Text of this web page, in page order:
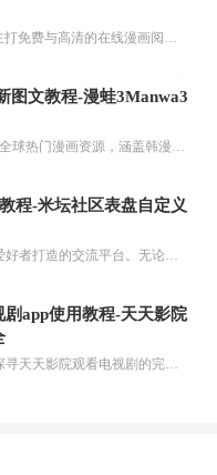
乐可漫画APP，堪称主打免费与高清的在线漫画阅读神器。其官方版提供海量完整版漫画资源，无论是国内漫画，还是日漫、韩漫、台漫、美漫等国外漫画，应有尽有，随时供你阅读。只需轻点一下，便能直接进入阅读界面。不仅如此，乐可漫画最新版本更新速度极快，在这里，你总能抢先看到全网一手漫画章节内容！...
图文教程-漫蛙3Manwa3
漫蛙MANWA3，汇聚全球热门漫画资源，涵盖韩漫、欧美漫画、国漫等多种类型，题材丰富多样，全方位满足用户阅读喜好。它不仅是阅读平台，更是创作平台，为广大用户打造零门槛创作环境。...
程-米坛社区表盘自定义
米坛社区是专为钟表爱好者打造的交流平台。无论你是初涉钟表领域的普通爱好者，还是拥有多年收藏经验的资深玩家，都能在此找到属于自己的天地。 无需注册，就能轻松参与其中。通过专业的讨论论坛与丰富的交互功能，你可与世界各地的钟表爱好者畅快交流。若你钟情于钟表，米坛社区无疑是值得一试的理想之选。在这里，你能获取最新的手表资讯，交流见解，提升鉴赏品味，让每一块手表都成为收藏故事中重要的一部分。感兴趣的朋友，不要错过下载机会。...
app使用教程-天天影院
不少影视爱好者都在探寻天天影院观看电视剧的完整方法，结合最新平台使用规则，本篇新手入门攻略全面讲解观看渠道、检索流程、播放设置以及画面模式调整等实用内容。全文适配手机、电脑等主流设备，步骤简洁易懂，无论是初次使用的新手，还是想要优化观影体验的用户，都能参照内容快速上手，熟练掌握平台各项操作技巧，轻松畅享影视内容。...